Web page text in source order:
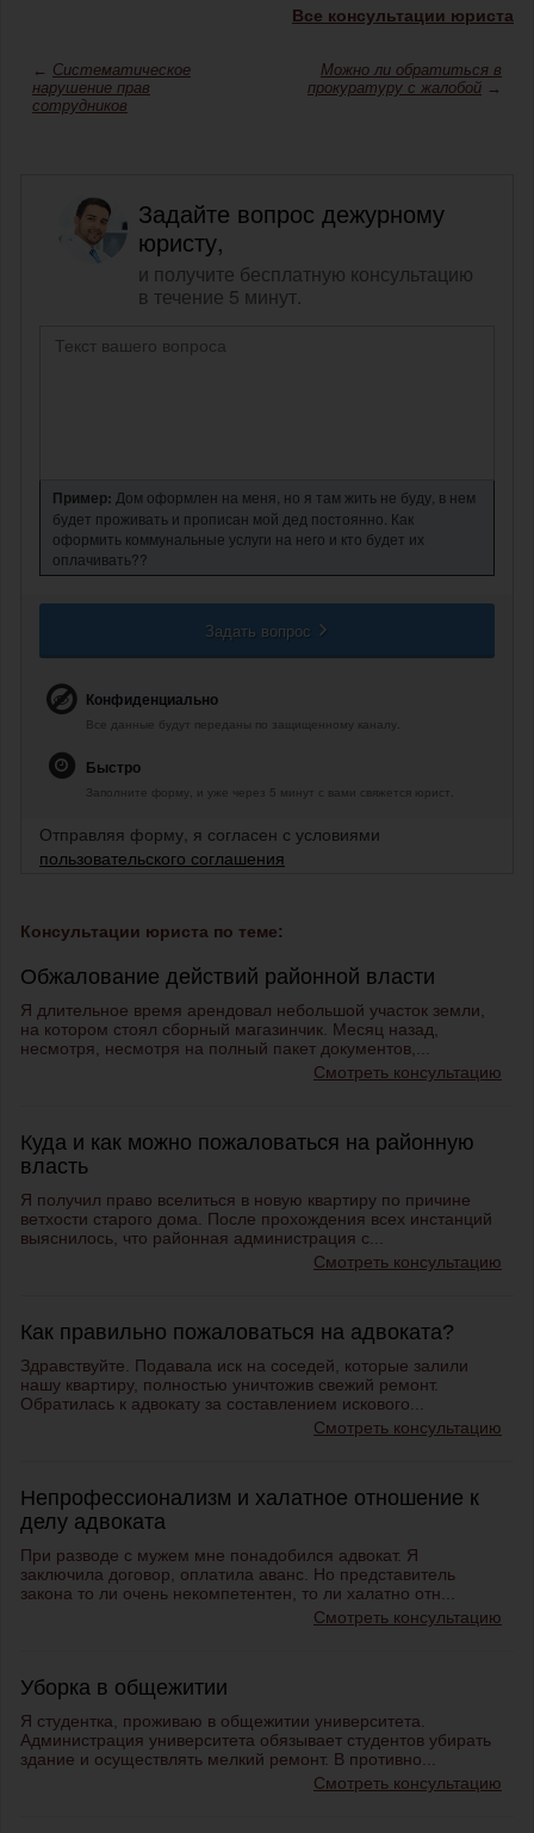
Все консультации юриста
← Систематическое
нарушение прав
сотрудников
Можно ли обратиться в
прокуратуру с жалобой →
Задайте вопрос дежурному
юристу,
и получите бесплатную консультацию
в течение 5 минут.
Пример: Дом оформлен на меня, но я там жить не буду, в нем
будет проживать и прописан мой дед постоянно. Как
оформить коммунальные услуги на него и кто будет их
оплачивать??
Задать вопрос
Конфиденциально
Все данные будут переданы по защищенному каналу.
Быстро
Заполните форму, и уже через 5 минут с вами свяжется юрист.
Отправляя форму, я согласен с условиями
пользовательского соглашения
Консультации юриста по теме:
Обжалование действий районной власти
Я длительное время арендовал небольшой участок земли,
на котором стоял сборный магазинчик. Месяц назад,
несмотря, несмотря на полный пакет документов,...
Смотреть консультацию
Куда и как можно пожаловаться на районную
власть
Я получил право вселиться в новую квартиру по причине
ветхости старого дома. После прохождения всех инстанций
выяснилось, что районная администрация с...
Смотреть консультацию
Как правильно пожаловаться на адвоката?
Здравствуйте. Подавала иск на соседей, которые залили
нашу квартиру, полностью уничтожив свежий ремонт.
Обратилась к адвокату за составлением искового...
Смотреть консультацию
Непрофессионализм и халатное отношение к
делу адвоката
При разводе с мужем мне понадобился адвокат. Я
заключила договор, оплатила аванс. Но представитель
закона то ли очень некомпетентен, то ли халатно отн...
Смотреть консультацию
Уборка в общежитии
Я студентка, проживаю в общежитии университета.
Администрация университета обязывает студентов убирать
здание и осуществлять мелкий ремонт. В противно...
Смотреть консультацию